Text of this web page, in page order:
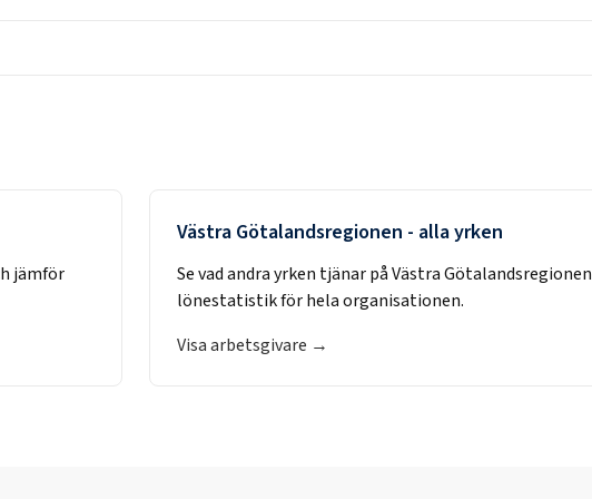
jämför
Västra Götalandsregionen - alla yrken
Se vad andra yrken tjänar påVästra Götalandsregionen
lönestatistik för hela organisationen.
Visa arbetsgivare →